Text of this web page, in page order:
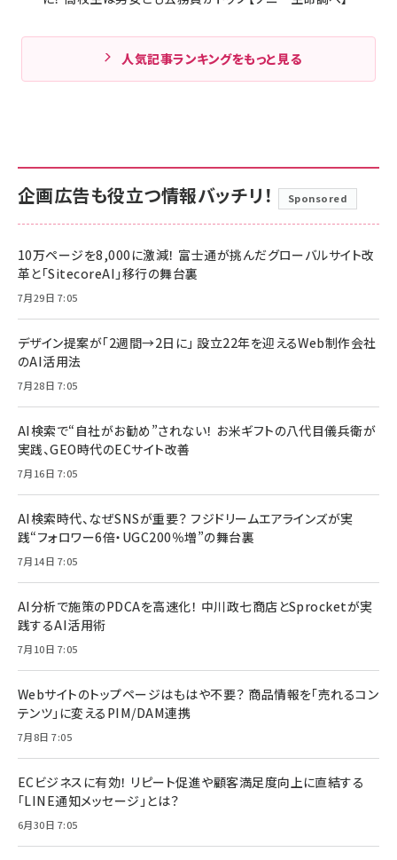
人気記事ランキングをもっと見る
企画広告も役立つ情報バッチリ！ Sponsored
10万ページを8,000に激減！ 富士通が挑んだグローバルサイト改
革と「SitecoreAI」移行の舞台裏
7月29日 7:05
デザイン提案が「2週間→2日に」 設立22年を迎えるWeb制作会社
のAI活用法
7月28日 7:05
AI検索で“自社がお勧め”されない！ お米ギフトの八代目儀兵衛が
実践、GEO時代のECサイト改善
7月16日 7:05
AI検索時代、なぜSNSが重要？ フジドリームエアラインズが実
践“フォロワー6倍・UGC200％増”の舞台裏
7月14日 7:05
AI分析で施策のPDCAを高速化！ 中川政七商店とSprocketが実
践するAI活用術
7月10日 7:05
Webサイトのトップページはもはや不要？ 商品情報を「売れるコン
テンツ」に変えるPIM/DAM連携
7月8日 7:05
ECビジネスに有効！ リピート促進や顧客満足度向上に直結する
「LINE通知メッセージ」とは？
6月30日 7:05